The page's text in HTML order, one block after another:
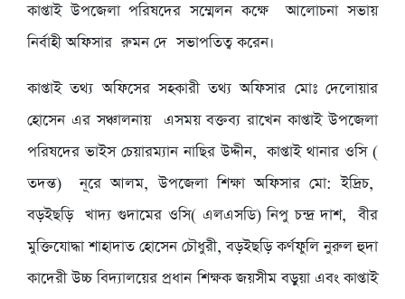
কাপ্তাই উপজেলা পরিষদের সম্মেলন কক্ষে আলোচনা সভায়
নির্বাহী অফিসার রুমন দে সভাপতিত্ব করেন।
কাপ্তাই তথ্য অফিসের সহকারী তথ্য অফিসার মোঃ দেলোয়ার
হোসেন এর সঞ্চালনায় এসময় বক্তব্য রাখেন কাপ্তাই উপজেলা
পরিষদের ভাইস চেয়ারম্যান নাছির উদ্দীন, কাপ্তাই থানার ওসি (
তদন্ত) নূরে আলম, উপজেলা শিক্ষা অফিসার মো: ইদ্রিচ,
বড়ইছড়ি খাদ্য গুদামের ওসি( এলএসডি) নিপু চন্দ্র দাশ, বীর
মুক্তিযোদ্ধা শাহাদাত হোসেন চৌধুরী, বড়ইছড়ি কর্ণফুলি নুরুল হুদা
কাদেরী উচ্চ বিদ্যালয়ের প্রধান শিক্ষক জয়সীম বড়ুয়া এবং কাপ্তাই